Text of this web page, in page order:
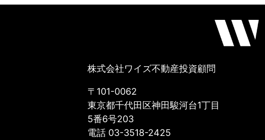
株式会社ワイズ不動産投資顧問
〒101-0062
東京都千代田区神田駿河台1丁目
5番6号203
電話 03-3518-2425